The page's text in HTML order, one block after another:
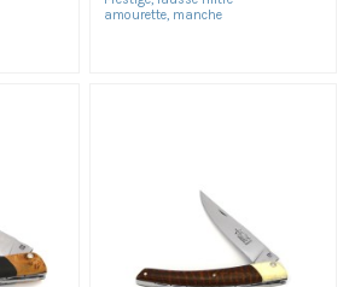
amourette, manche